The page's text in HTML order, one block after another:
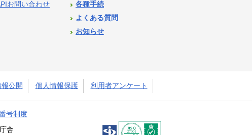
お問い合わせ
各種手続
よくある質問
お知らせ
公開 個人情報保護 利用者アンケート
号制度
舎